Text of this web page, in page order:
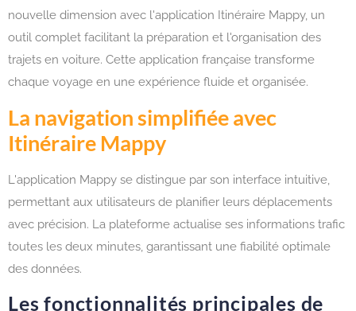
nouvelle dimension avec l'application Itinéraire Mappy, un
outil complet facilitant la préparation et l'organisation des
trajets en voiture. Cette application française transforme
chaque voyage en une expérience fluide et organisée.
La navigation simplifiée avec
Itinéraire Mappy
L'application Mappy se distingue par son interface intuitive,
permettant aux utilisateurs de planifier leurs déplacements
avec précision. La plateforme actualise ses informations trafic
toutes les deux minutes, garantissant une fiabilité optimale
des données.
Les fonctionnalités principales de